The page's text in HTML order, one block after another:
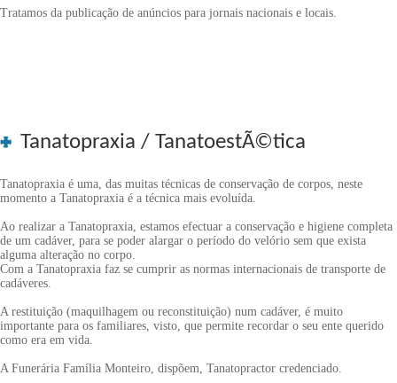
Tratamos da publicação de anúncios para jornais nacionais e locais.
Tanatopraxia / TanatoestÃ©tica
Tanatopraxia é uma, das muitas técnicas de conservação de corpos, neste
momento a Tanatopraxia é a técnica mais evoluída.
Ao realizar a Tanatopraxia, estamos efectuar a conservação e higiene completa
de um cadáver, para se poder alargar o período do velório sem que exista
alguma alteração no corpo.
Com a Tanatopraxia faz se cumprir as normas internacionais de transporte de
cadáveres.
A restituição (maquilhagem ou reconstituição) num cadáver, é muito
importante para os familiares, visto, que permite recordar o seu ente querido
como era em vida.
A Funerária Família Monteiro, dispõem, Tanatopractor credenciado.